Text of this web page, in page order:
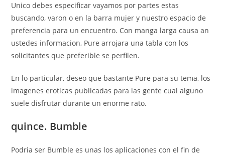
Unico debes especificar vayamos por partes estas
buscando, varon o en la barra mujer y nuestro espacio de
preferencia para un encuentro. Con manga larga causa an
ustedes informacion, Pure arrojara una tabla con los
solicitantes que preferible se perfilen.
En lo particular, deseo que bastante Pure para su tema, los
imagenes eroticas publicadas para las gente cual alguno
suele disfrutar durante un enorme rato.
quince. Bumble
Podri­a ser Bumble es unas los aplicaciones con el fin de